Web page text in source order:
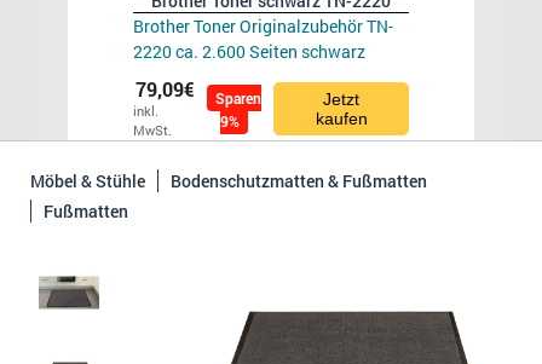
Brother Toner Originalzubehör TN-
2220 ca. 2.600 Seiten schwarz
79,09€
inkl.
MwSt.
Sparen
9%
Jetzt
kaufen
Möbel & Stühle
Bodenschutzmatten & Fußmatten
Fußmatten